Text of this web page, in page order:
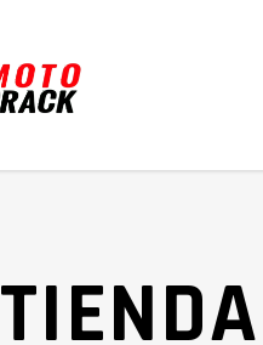
TIENDA